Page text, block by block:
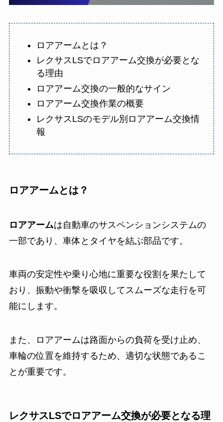
ロアアームとは？
レクサスLSでロアアーム交換が必要とな
る理由
ロアアーム交換の一般的なサイン
ロアアーム交換作業の概要
レクサスLSのモデル別ロアアーム交換情
報
ロアアームとは？
ロアアームは自動車のサスペンションシステムの
一部であり、車体とタイヤを結ぶ部品です。
車両の安定性や乗り心地に重要な役割を果たして
おり、振動や衝撃を吸収してスムーズな走行を可
能にします。
また、ロアアームは路面からの負荷を受け止め、
車輪の位置を維持するため、適切な状態であるこ
とが重要です。
レクサスLSでロアアーム交換が必要となる理